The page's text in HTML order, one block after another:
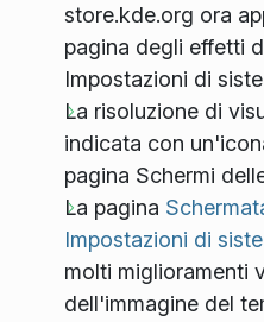
store.kde.org ora
pagina degli effetti
Impostazioni di
La risoluzione di
indicata con
pagina Schermi
La pagina
Impostazioni di
molti miglioramenti
dell'immagine del